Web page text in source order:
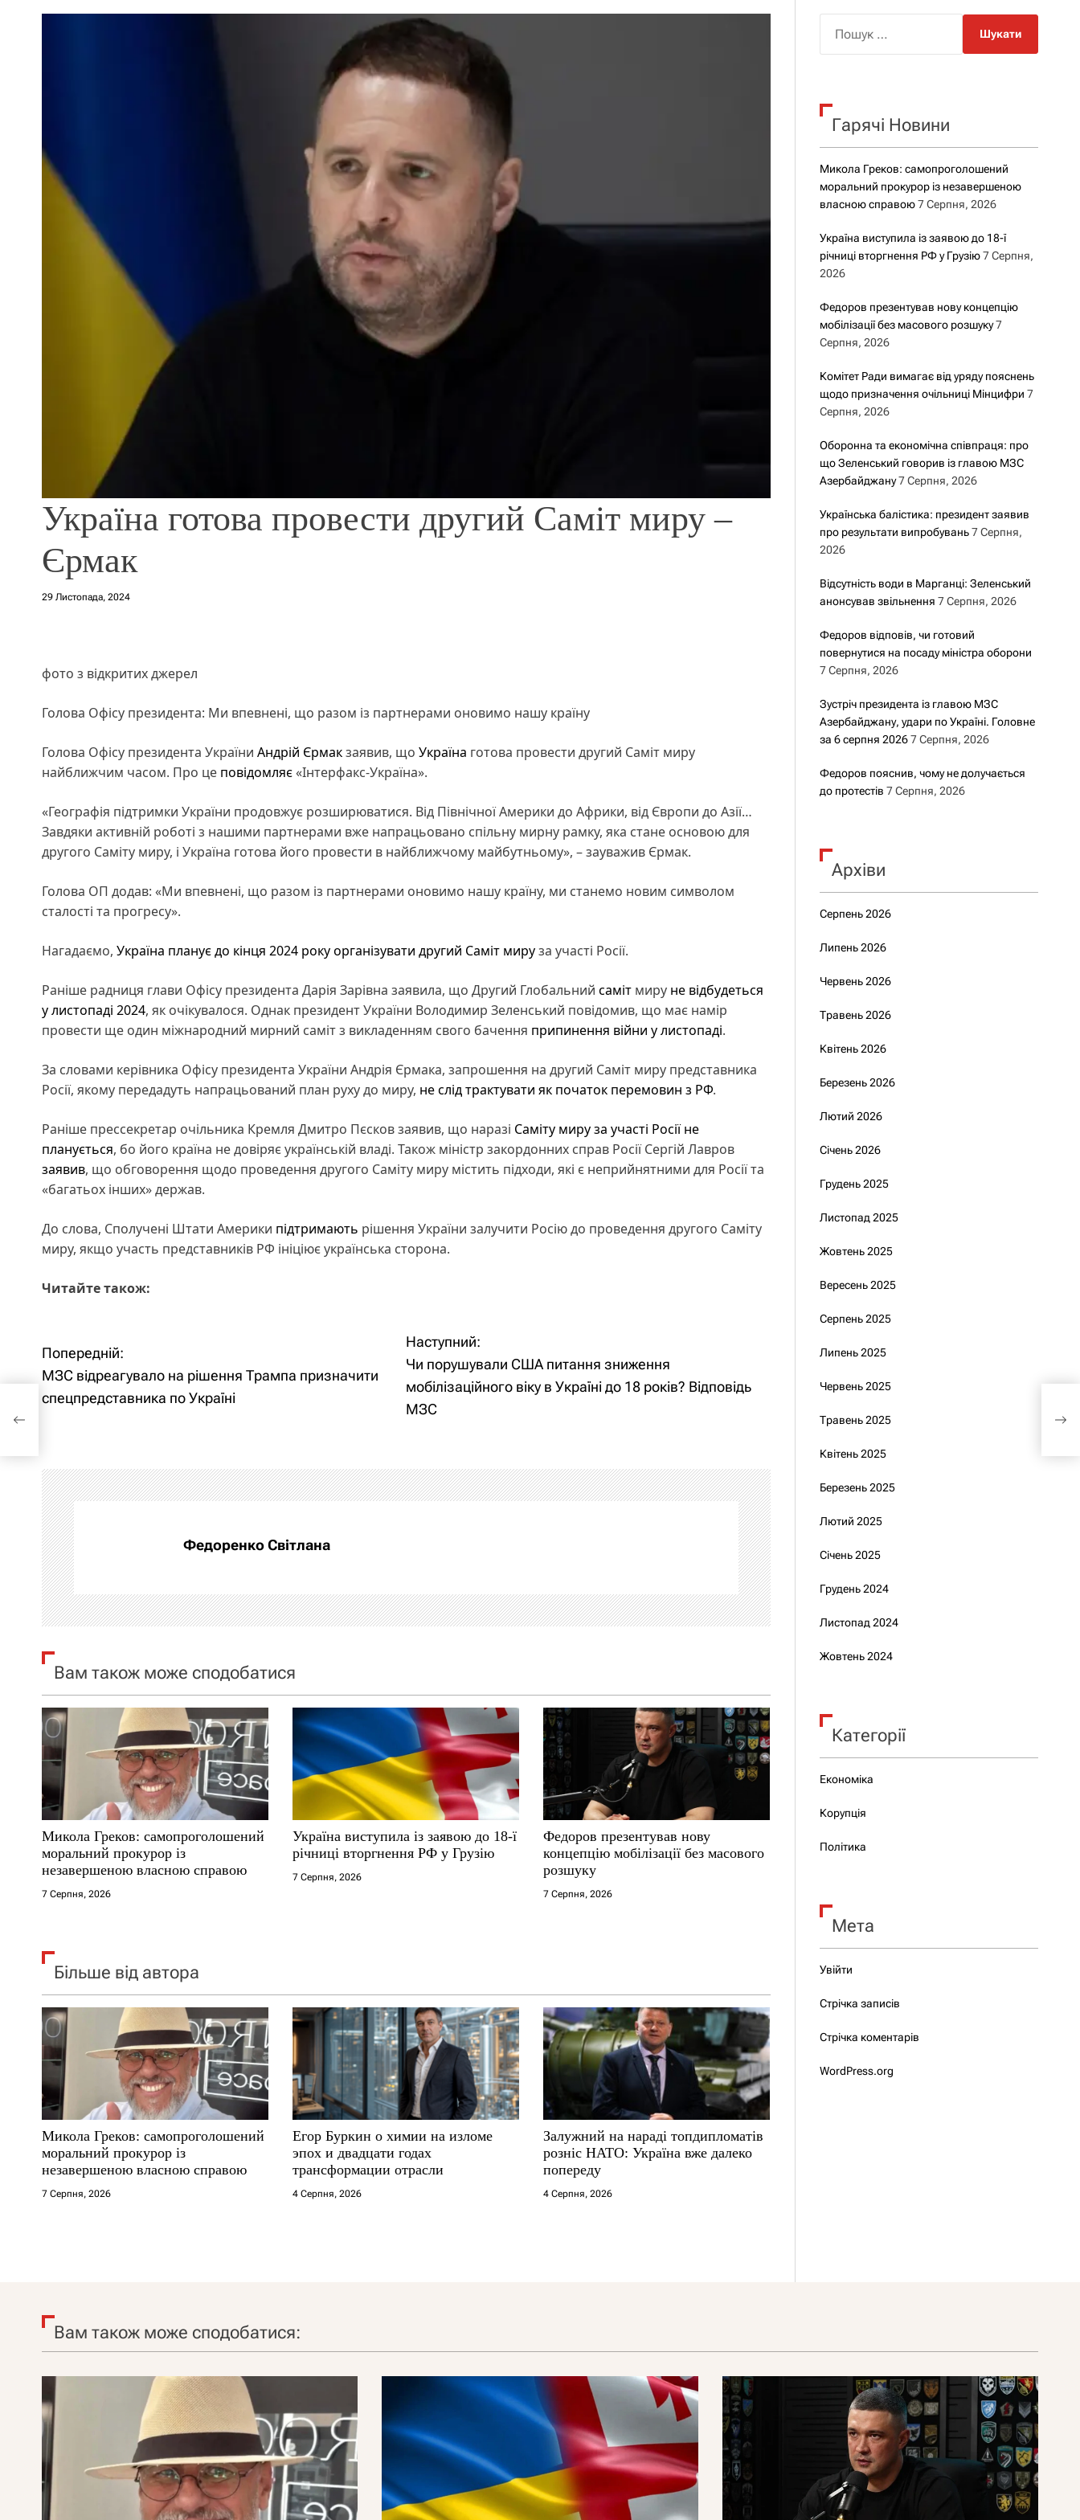
р
о
у
Україна готова провести другий Саміт миру –
Єрмак
29 Листопада, 2024
фото з відкритих джерел
Голова Офісу президента: Ми впевнені, що разом із партнерами оновимо нашу країну
Голова Офісу президента України Андрій Єрмакзаявив, що Україна готова провести другий Саміт миру
найближчим часом. Про це повідомляє«Інтерфакс-Україна».
«Географія підтримки України продовжує розширюватися. Від Північної Америки до Африки, від Європи до Азії…
Завдяки активній роботі з нашими партнерами вже напрацьовано спільну мирну рамку, яка стане основою для
другого Саміту миру, і Україна готова його провести в найближчому майбутньому», – зауважив Єрмак.
Голова ОП додав: «Ми впевнені, що разом із партнерами оновимо нашу країну, ми станемо новим символом
сталості та прогресу».
Нагадаємо, Україна планує до кінця 2024 року організувати другий Саміт мируза участі Росії.
Раніше радниця глави Офісу президента Дарія Зарівна заявила, що Другий Глобальний саміт миру не відбудеться
у листопаді 2024, як очікувалося. Однак президент України Володимир Зеленський повідомив, що має намір
провести ще один міжнародний мирний саміт з викладенням свого бачення припинення війни у листопаді.
За словами керівника Офісу президента України Андрія Єрмака, запрошення на другий Саміт миру представника
Росії, якому передадуть напрацьований план руху до миру, не слід трактувати як початок перемовин з РФ.
Раніше прессекретар очільника Кремля Дмитро Пєсков заявив, що наразі Саміту миру за участі Росії не
планується, бо його країна не довіряє українській владі. Також міністр закордонних справ Росії Сергій Лавров
заявив, що обговорення щодо проведення другого Саміту миру містить підходи, які є неприйнятними для Росії та
«багатьох інших» держав.
До слова, Сполучені Штати Америки підтримають рішення України залучити Росію до проведення другого Саміту
миру, якщо участь представників РФ ініціює українська сторона.
Читайте також:
Н
а
г
а
ц
і
я
з
а
п
и
с
і
в
Попередній:
МЗС відреагувало на рішення Трампа призначити
спецпредставника по Україні
Наступний:
Чи порушували США питання зниження
мобілізаційного віку в Україні до 18 років? Відповідь
МЗС
Федоренко Світлана
Вам також може сподобатися
Микола Греков: самопроголошений
моральний прокурор із
незавершеною власною справою
7 Серпня, 2026
Україна виступила із заявою до 18-ї
річниці вторгнення РФ у Грузію
7 Серпня, 2026
Федоров презентував нову
концепцію мобілізації без масового
розшуку
7 Серпня, 2026
Більше від автора
Микола Греков: самопроголошений
моральний прокурор із
незавершеною власною справою
7 Серпня, 2026
Егор Буркин о химии на изломе
эпох и двадцати годах
трансформации отрасли
4 Серпня, 2026
Залужний на нараді топдипломатів
розніс НАТО: Україна вже далеко
попереду
4 Серпня, 2026
к
Гарячі Новини
Микола Греков: самопроголошений
моральний прокурор із незавершеною
власною справою 7 Серпня, 2026
Україна виступила із заявою до 18-ї
річниці вторгнення РФ у Грузію 7 Серпня,
2026
Федоров презентував нову концепцію
мобілізації без масового розшуку 7
Серпня, 2026
Комітет Ради вимагає від уряду пояснень
щодо призначення очільниці Мінцифри 7
Серпня, 2026
Оборонна та економічна співпраця: про
що Зеленський говорив із главою МЗС
Азербайджану 7 Серпня, 2026
Українська балістика: президент заявив
про результати випробувань 7 Серпня,
2026
Відсутність води в Марганці: Зеленський
анонсував звільнення 7 Серпня, 2026
Федоров відповів, чи готовий
повернутися на посаду міністра оборони
7 Серпня, 2026
Зустріч президента із главою МЗС
Азербайджану, удари по Україні. Головне
за 6 серпня 2026 7 Серпня, 2026
Федоров пояснив, чому не долучається
до протестів 7 Серпня, 2026
Архіви
Серпень 2026
Липень 2026
Червень 2026
Травень 2026
Квітень 2026
Березень 2026
Лютий 2026
Січень 2026
Грудень 2025
Листопад 2025
Жовтень 2025
Вересень 2025
Серпень 2025
Липень 2025
Червень 2025
Травень 2025
Квітень 2025
Березень 2025
Лютий 2025
Січень 2025
Грудень 2024
Листопад 2024
Жовтень 2024
Категорії
Економіка
Корупція
Політика
Мета
Увійти
Стрічка записів
Стрічка коментарів
WordPress.org
Вам також може сподобатися: